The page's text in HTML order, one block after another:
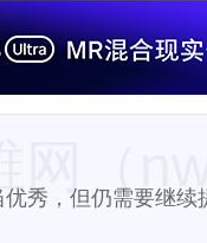
秀，但仍需要继续
网（